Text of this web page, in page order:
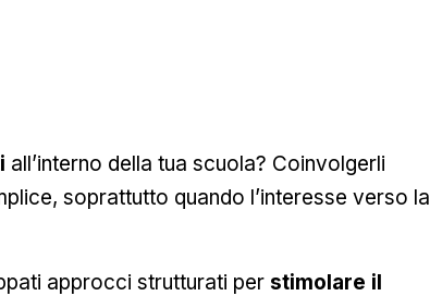
all’interno della tua scuola? Coinvolgerli
soprattutto quando l’interesse verso la
approcci strutturati per stimolare il